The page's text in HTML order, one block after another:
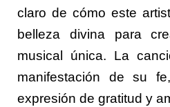
claro de cómo este
belleza divina para
musical única. La
manifestación de su
expresión de gratitud y